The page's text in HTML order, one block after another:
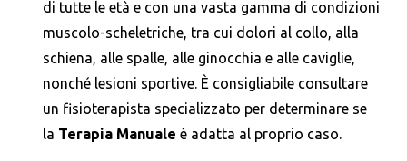
di tutte le età e con una vasta gamma di condizioni
muscolo-scheletriche, tra cui dolori al collo, alla
schiena, alle spalle, alle ginocchia e alle caviglie,
nonché lesioni sportive. È consigliabile consultare
un fisioterapista specializzato per determinare se
la Terapia Manualeè adatta al proprio caso.